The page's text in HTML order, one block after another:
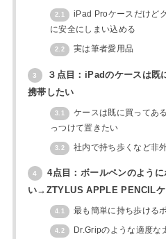
2.1
iPad Proケースだけど
に安全にしまい込める
2.2 実は筆者愛用品
3
３点目：iPadのケースは既
携帯したい
3.1
ケースは既に買ってあ
っつけて置きたい
3.2 社内で持ち歩くなど非
4
4点目：ボールペンのよう
い→ZTYLUS APPLE PENCILケ
4.1 最も簡単に持ち歩ける
4.2
Dr.Gripのような適度な